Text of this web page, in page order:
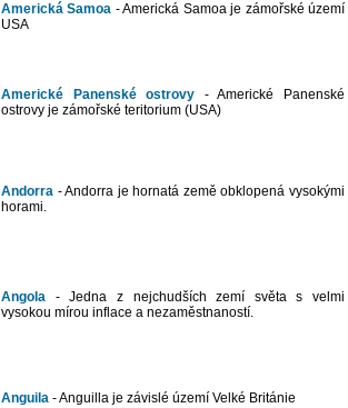
Americká Samoa - Americká Samoa je zámořské území
USA
Americké Panenské ostrovy - Americké Panenské
ostrovy je zámořské teritorium (USA)
Andorra - Andorra je hornatá země obklopená vysokými
horami.
Angola - Jedna z nejchudších zemí světa s velmi
vysokou mírou inflace a nezaměstnaností.
Anguila - Anguilla je závislé území Velké Británie